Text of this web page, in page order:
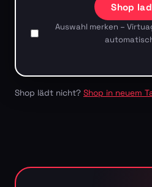
Shop
Auswahl merken –
Shop lädt nicht? Shop in neuem